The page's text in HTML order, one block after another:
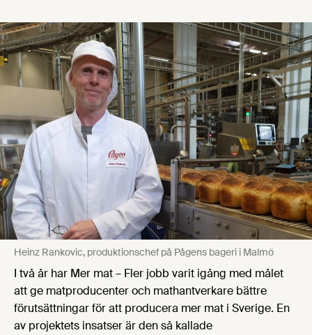
Heinz Rankovic, produktionschef på Pågens bageri i Malmö
I två år har Mer mat – Fler jobb varit igång med målet
att ge matproducenter och mathantverkare bättre
förutsättningar för att producera mer mat i Sverige. En
av projektets insatser är den så kallade